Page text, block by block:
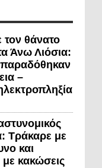
τον θάνατο
Άνω Λιόσια:
–
Τράκαρε με
και
με κακώσεις